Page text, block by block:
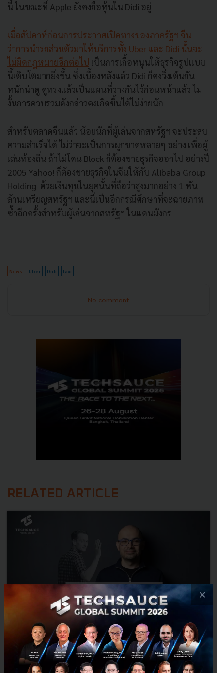
นี้ ในขณะที่ Apple ยังคงถือหุ้นใน Didi อยู่
เมื่อสัปดาห์ก่อนการประกาศเปิดทางของภาครัฐฯ จีน
ว่าการนำรถส่วนตัวมาให้บริการทั้ง Uber และ Didi นั้นจะ
ไม่ผิดกฎหมายอีกต่อไป เป็นการเกื้อหนุนให้ธุรกิจรูปแบบ
นี้เติบโตมากยิ่งขึ้น ซึ่งเบื้องหลังแล้ว Didi ก็คงวิ่งเต้นกัน
หนักน่าดู ดูทรงแล้วเป็นแผนที่วางกันไว้ก่อนหน้าแล้ว ไม่
งั้นการควบรวมดังกล่าวคงเกิดขึ้นได้ไม่ง่ายนัก
สำหรับตลาดจีนแล้ว น้อยนักที่ผู้เล่นจากสหรัฐฯ จะประสบ
ความสำเร็จได้ ไม่ว่าจะเป็นการผูกขาดหลายๆ อย่าง เพื่อผู้
เล่นท้องถิ่น ถ้าไม่โดน Block ก็ต้องขายธุรกิจออกไป อย่างปี
2005 Yahoo! ก็ต้องขายธุรกิจในจีนให้กับ Alibaba Group
Holding ด้วยเงินทุนในยุคนั้นที่ถือว่าสูงมากอย่าง 1 พัน
ล้านเหรียญสหรัฐฯ และนี่เป็นอีกกรณีศึกษาที่จะฉายภาพ
ซ้ำอีกครั้งสำหรับผู้เล่นจากสหรัฐฯ ในแดนมังกร
News Uber Didi taxi
No comment
RELATED ARTICLE
Demis Hassabis ขึ้นคุม หัวเรือ AI ของ Alphabet แล้ว หลัง
×